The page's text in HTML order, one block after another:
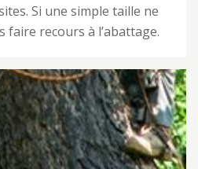
Si une simple taille ne
recours à l’abattage.